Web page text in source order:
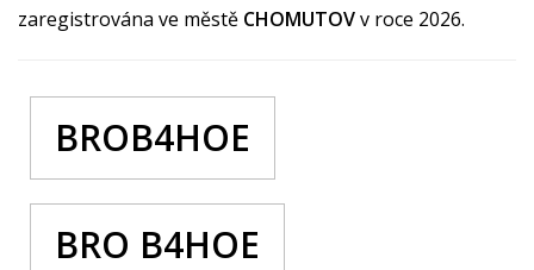
zaregistrována ve městě CHOMUTOVv roce 2026.
BROB4HOE
BRO B4HOE